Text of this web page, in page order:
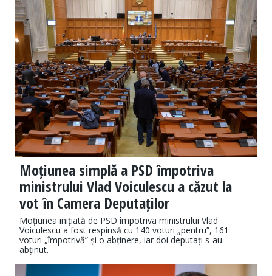
Moțiunea simplă a PSD împotriva
ministrului Vlad Voiculescu a căzut la
vot în Camera Deputaților
Moțiunea inițiată de PSD împotriva ministrului Vlad
Voiculescu a fost respinsă cu 140 voturi „pentru”, 161
voturi „împotrivă” și o abținere, iar doi deputați s-au
abținut.